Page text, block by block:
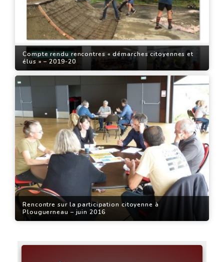
Compte rendu rencontres « démarches citoyennes et
élus » – 2019-20
Rencontre sur la participation citoyenne à
Plouguerneau – juin 2016